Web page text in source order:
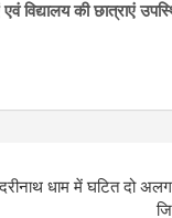
विद्यालय की छात्राएं
धाम में घटित दो